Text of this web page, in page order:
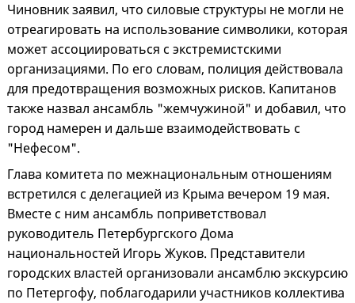
Чиновник заявил, что силовые структуры не могли не
отреагировать на использование символики, которая
может ассоциироваться с экстремистскими
организациями. По его словам, полиция действовала
для предотвращения возможных рисков. Капитанов
также назвал ансамбль "жемчужиной" и добавил, что
город намерен и дальше взаимодействовать с
"Нефесом".
Глава комитета по межнациональным отношениям
встретился с делегацией из Крыма вечером 19 мая.
Вместе с ним ансамбль поприветствовал
руководитель Петербургского Дома
национальностей Игорь Жуков. Представители
городских властей организовали ансамблю экскурсию
по Петергофу, поблагодарили участников коллектива